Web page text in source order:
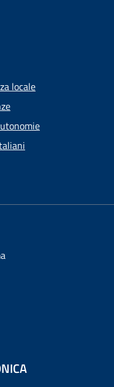
locale